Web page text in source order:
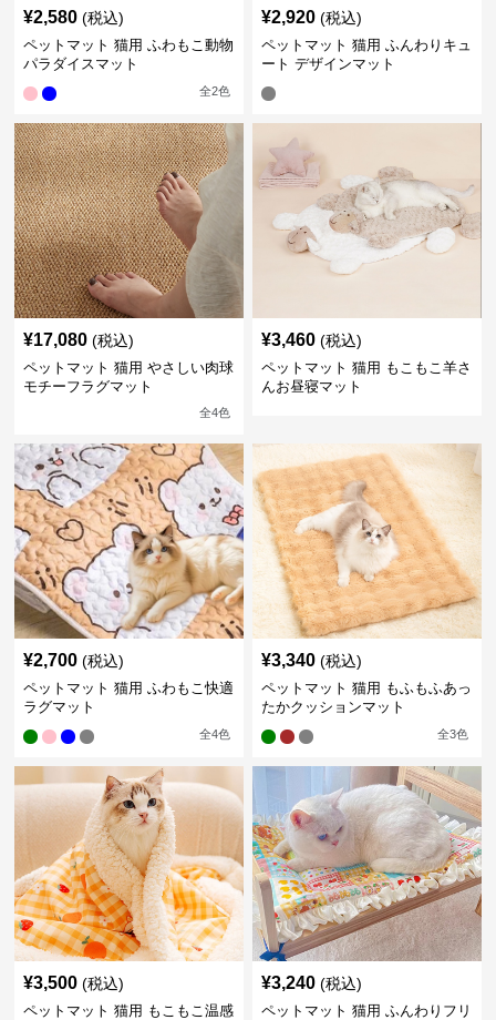
¥2,580 (税込)
ペットマット 猫用 ふわもこ動物
パラダイスマット
全2色
¥2,920 (税込)
ペットマット 猫用 ふんわりキュ
ート デザインマット
¥17,080 (税込)
ペットマット 猫用 やさしい肉球
モチーフラグマット
全4色
¥3,460 (税込)
ペットマット 猫用 もこもこ羊さ
んお昼寝マット
¥2,700 (税込)
ペットマット 猫用 ふわもこ快適
ラグマット
全4色
¥3,340 (税込)
ペットマット 猫用 もふもふあっ
たかクッションマット
全3色
¥3,500 (税込)
ペットマット 猫用 もこもこ温感
¥3,240 (税込)
ペットマット 猫用 ふんわりフリ